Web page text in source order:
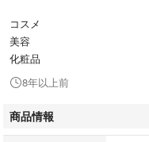
コスメ
美容
化粧品
8年以上前
商品情報